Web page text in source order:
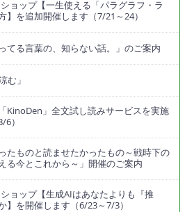
ョップ【一生使える「パラグラフ・ラ
】を追加開催します（7/21～24）
てる言葉の、知らない話。」のご案内
む」
KinoDen」全文試し読みサービスを実施
）
たものと読ませたかったもの～戦時下の
る今とこれから～」開催のご案内
ョップ【生成AIはあなたよりも『推
】を開催します（6/23～7/3）